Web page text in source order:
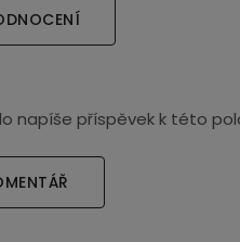
napíše příspěvek k této